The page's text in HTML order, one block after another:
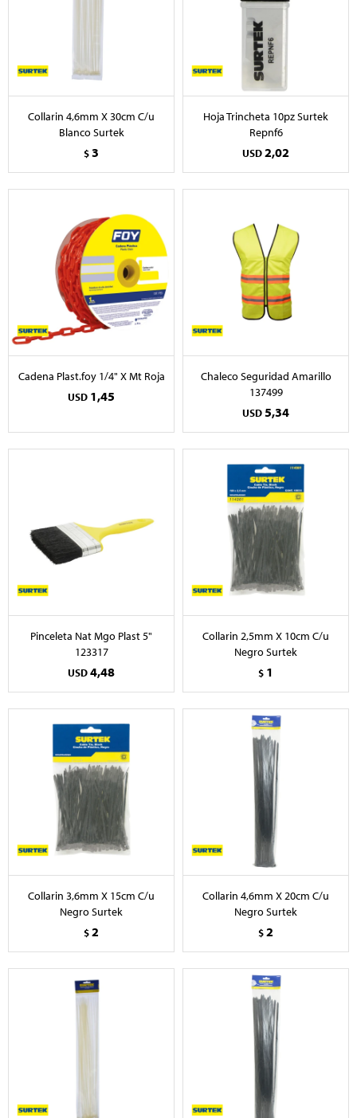
Collarin 4,6mm X 30cm C/u
Blanco Surtek
$3
Hoja Trincheta 10pz Surtek
Repnf6
USD2,02
Cadena Plast.foy 1/4" X Mt Roja
USD 1,45
Chaleco Seguridad Amarillo
137499
USD5,34
Pinceleta Nat Mgo Plast 5"
123317
USD4,48
Collarin 2,5mm X 10cm C/u
Negro Surtek
$ 1
Collarin 3,6mm X 15cm C/u
Negro Surtek
$2
Collarin 4,6mm X 20cm C/u
Negro Surtek
$2